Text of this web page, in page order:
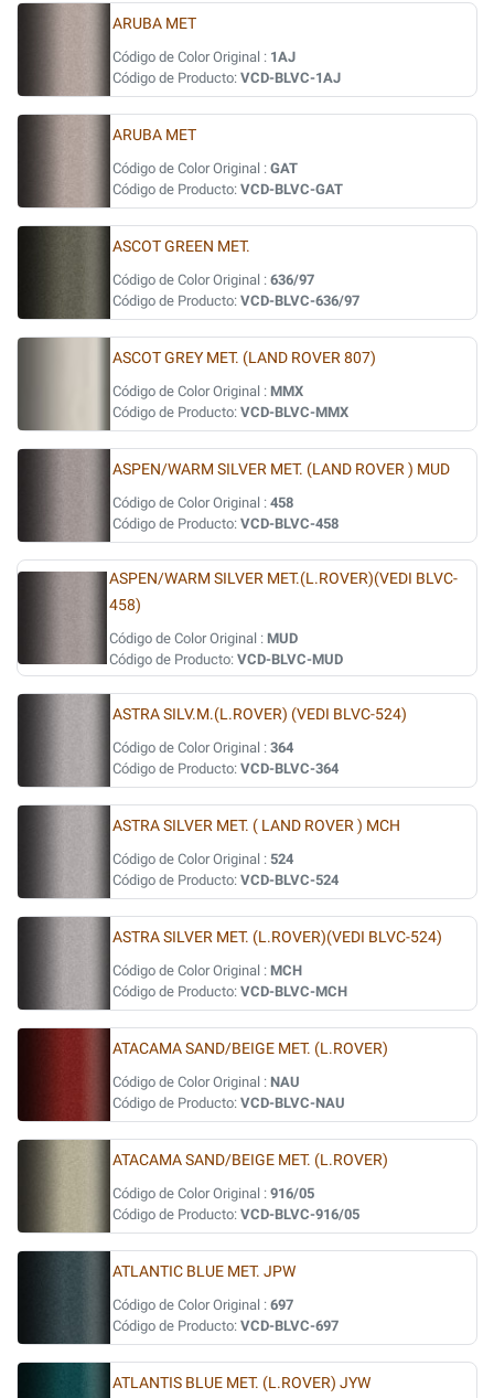
ARUBA MET
Código de Color Original : 1AJ
Código de Producto: VCD-BLVC-1AJ
ARUBA MET
Código de Color Original : GAT
Código de Producto: VCD-BLVC-GAT
ASCOT GREEN MET.
Código de Color Original : 636/97
Código de Producto: VCD-BLVC-636/97
ASCOT GREY MET. (LAND ROVER 807)
Código de Color Original : MMX
Código de Producto: VCD-BLVC-MMX
ASPEN/WARM SILVER MET. (LAND ROVER ) MUD
Código de Color Original : 458
Código de Producto: VCD-BLVC-458
ASPEN/WARM SILVER MET.(L.ROVER)(VEDI BLVC-
458)
Código de Color Original : MUD
Código de Producto: VCD-BLVC-MUD
ASTRA SILV.M.(L.ROVER) (VEDI BLVC-524)
Código de Color Original : 364
Código de Producto: VCD-BLVC-364
ASTRA SILVER MET. ( LAND ROVER ) MCH
Código de Color Original : 524
Código de Producto: VCD-BLVC-524
ASTRA SILVER MET. (L.ROVER)(VEDI BLVC-524)
Código de Color Original : MCH
Código de Producto: VCD-BLVC-MCH
ATACAMA SAND/BEIGE MET. (L.ROVER)
Código de Color Original : NAU
Código de Producto: VCD-BLVC-NAU
ATACAMA SAND/BEIGE MET. (L.ROVER)
Código de Color Original : 916/05
Código de Producto: VCD-BLVC-916/05
ATLANTIC BLUE MET. JPW
Código de Color Original : 697
Código de Producto: VCD-BLVC-697
ATLANTIS BLUE MET. (L.ROVER) JYW